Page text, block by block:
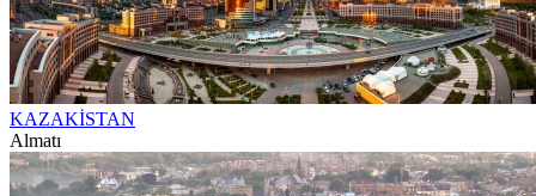
KAZAKİSTAN
Almatı